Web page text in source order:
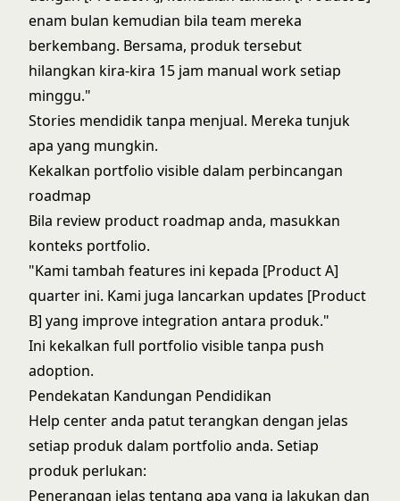
enam bulan kemudian bila team mereka
berkembang. Bersama, produk tersebut
hilangkan kira-kira 15 jam manual work setiap
minggu."
Stories mendidik tanpa menjual. Mereka tunjuk
apa yang mungkin.
Kekalkan portfolio visible dalam perbincangan
roadmap
Bila review product roadmap anda, masukkan
konteks portfolio.
"Kami tambah features ini kepada [Product A]
quarter ini. Kami juga lancarkan updates [Product
B] yang improve integration antara produk."
Ini kekalkan full portfolio visible tanpa push
adoption.
Pendekatan Kandungan Pendidikan
Help center anda patut terangkan dengan jelas
setiap produk dalam portfolio anda. Setiap
produk perlukan:
Penerangan jelas tentang apa yang ia lakukan dan